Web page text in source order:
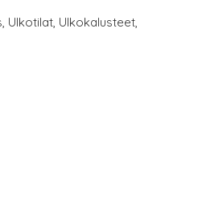
, Ulkotilat, Ulkokalusteet,